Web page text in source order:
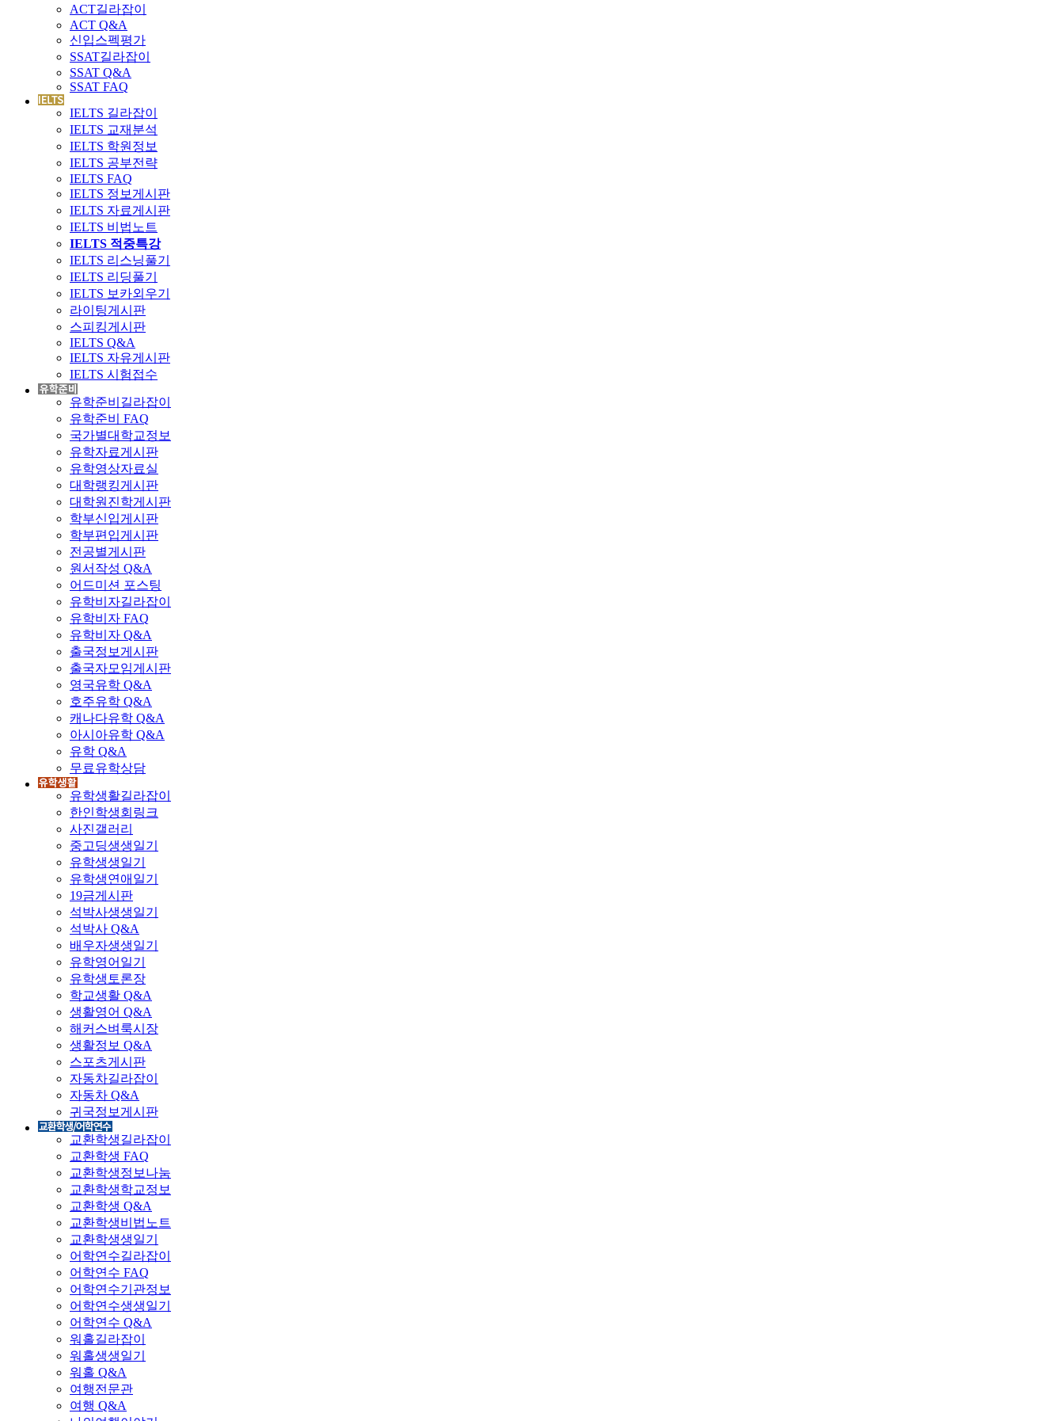
ACT길라잡이
ACT Q&A
신입스펙평가
SSAT길라잡이
SSAT Q&A
SSAT FAQ
IELTS 길라잡이
IELTS 교재분석
IELTS 학원정보
IELTS 공부전략
IELTS FAQ
IELTS 정보게시판
IELTS 자료게시판
IELTS 비법노트
IELTS 적중특강
IELTS 리스닝풀기
IELTS 리딩풀기
IELTS 보카외우기
라이팅게시판
스피킹게시판
IELTS Q&A
IELTS 자유게시판
IELTS 시험접수
유학준비길라잡이
유학준비 FAQ
국가별대학교정보
유학자료게시판
유학영상자료실
대학랭킹게시판
대학원진학게시판
학부신입게시판
학부편입게시판
전공별게시판
원서작성 Q&A
어드미션 포스팅
유학비자길라잡이
유학비자 FAQ
유학비자 Q&A
출국정보게시판
출국자모임게시판
영국유학 Q&A
호주유학 Q&A
캐나다유학 Q&A
아시아유학 Q&A
유학 Q&A
무료유학상담
유학생활길라잡이
한인학생회링크
사진갤러리
중고딩생생일기
유학생생일기
유학생연애일기
19금게시판
석박사생생일기
석박사 Q&A
배우자생생일기
유학영어일기
유학생토론장
학교생활 Q&A
생활영어 Q&A
해커스벼룩시장
생활정보 Q&A
스포츠게시판
자동차길라잡이
자동차 Q&A
귀국정보게시판
교환학생길라잡이
교환학생 FAQ
교환학생정보나눔
교환학생학교정보
교환학생 Q&A
교환학생비법노트
교환학생생일기
어학연수길라잡이
어학연수 FAQ
어학연수기관정보
어학연수생생일기
어학연수 Q&A
워홀길라잡이
워홀생생일기
워홀 Q&A
여행전문관
여행 Q&A